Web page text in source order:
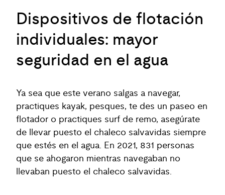
Dispositivos de flotación
individuales: mayor
seguridad en el agua
Ya sea que este verano salgas a navegar,
practiques kayak, pesques, te des un paseo en
flotador o practiques surf de remo, asegúrate
de llevar puesto el chaleco salvavidas siempre
que estés en el agua. En 2021, 831 personas
que se ahogaron mientras navegaban no
llevaban puesto el chaleco salvavidas.